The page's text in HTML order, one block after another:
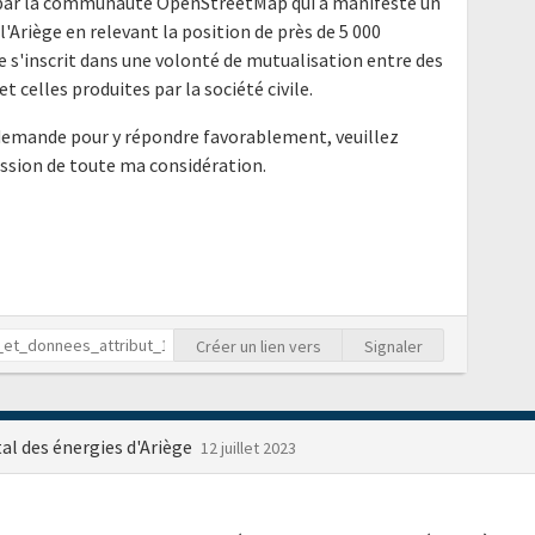
en relevant la position de près de 5 000
s'inscrit dans une volonté de mutualisation entre des
celles produites par la société civile.
pour y répondre favorablement, veuillez
de toute ma considération.
Créer un lien vers Signaler
des énergies d'Ariège 12 juillet 2023